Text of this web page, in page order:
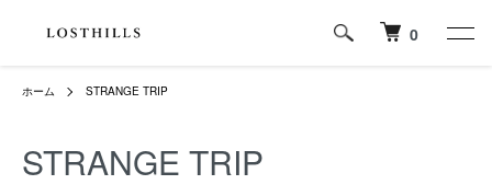
0
ホーム STRANGE TRIP
STRANGE TRIP